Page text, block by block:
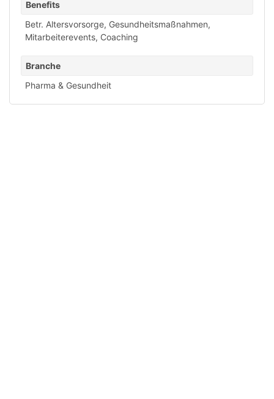
Benefits
Betr. Altersvorsorge, Gesundheitsmaßnahmen,
Mitarbeiterevents, Coaching
Branche
Pharma & Gesundheit